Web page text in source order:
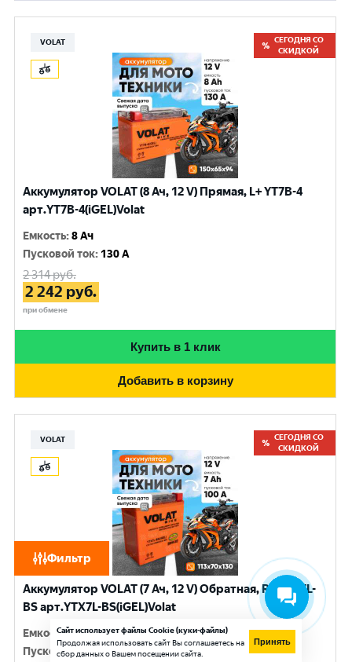
Фильтр
VOLAT
СЕГОДНЯ СО
СКИДКОЙ
Аккумулятор VOLAT (8 Ач, 12 V) Прямая, L+ YT7B-4
арт.YT7B-4(iGEL)Volat
Емкость:8 Ач
Пусковой ток: 130 A
2 314руб.
2 242 руб.
при обмене
Купить в 1 клик
Добавить в корзину
VOLAT
СЕГОДНЯ СО
СКИДКОЙ
Аккумулятор VOLAT (7 Ач, 12 V) Обратная, R+ YTX7L-
BS арт.YTX7L-BS(iGEL)Volat
Емкость:7 Ач
Пусковой ток:100 A
Сайт использует файлы Cookie (куки-файлы)
Продолжая использовать сайт Вы соглашаетесь на
сбор данных о Вашем посещении сайта.
Принять